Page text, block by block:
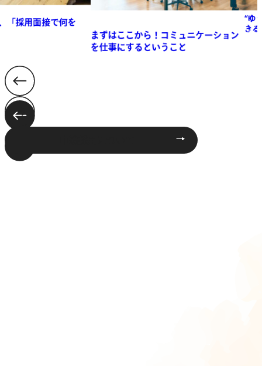
接で何を
まずはここから！コミュニケーション
を仕事にするということ
“ゆうじさん”
きる会社」の